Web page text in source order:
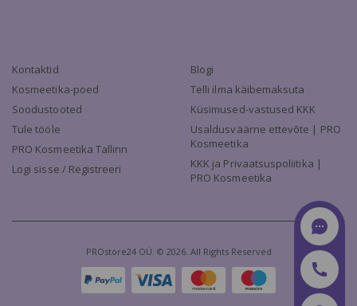
Kontaktid
Kosmeetika-poed
Soodustooted
Tule tööle
PRO Kosmeetika Tallinn
Logi sisse / Registreeri
Blogi
Telli ilma käibemaksuta
Küsimused-vastused KKK
Usaldusväärne ettevõte | PRO
Kosmeetika
KKK ja Privaatsuspoliitika |
PRO Kosmeetika
PROstore24 OÜ. © 2026. All Rights Reserved